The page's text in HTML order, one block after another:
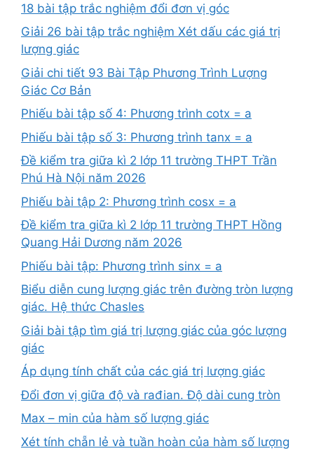
18 bài tập trắc nghiệm đổi đơn vị góc
Giải 26 bài tập trắc nghiệm Xét dấu các giá trị
lượng giác
Giải chi tiết 93 Bài Tập Phương Trình Lượng
Giác Cơ Bản
Phiếu bài tập số 4: Phương trình cotx = a
Phiếu bài tập số 3: Phương trình tanx = a
Đề kiểm tra giữa kì 2 lớp 11 trường THPT Trần
Phú Hà Nội năm 2026
Phiếu bài tập 2: Phương trình cosx = a
Đề kiểm tra giữa kì 2 lớp 11 trường THPT Hồng
Quang Hải Dương năm 2026
Phiếu bài tập: Phương trình sinx = a
Biểu diễn cung lượng giác trên đường tròn lượng
giác. Hệ thức Chasles
Giải bài tập tìm giá trị lượng giác của góc lượng
giác
Áp dụng tính chất của các giá trị lượng giác
Đổi đơn vị giữa độ và rađian. Độ dài cung tròn
Max – min của hàm số lượng giác
Xét tính chẵn lẻ và tuần hoàn của hàm số lượng